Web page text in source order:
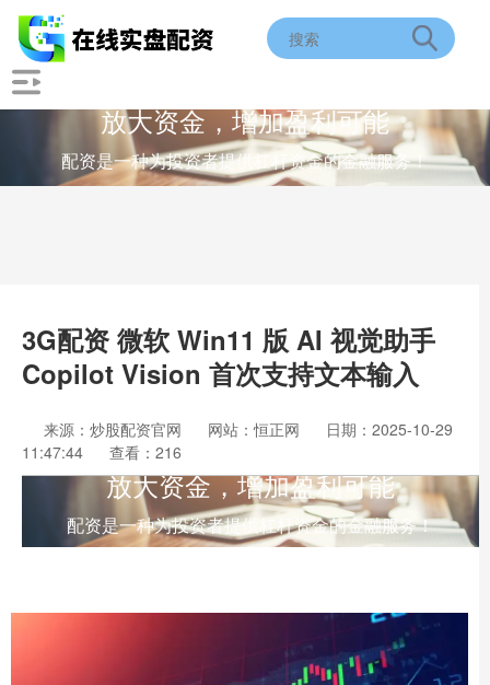
放大资金，增加盈利可能
配资是一种为投资者提供杠杆资金的金融服务！
3G配资 微软 Win11 版 AI 视觉助手
Copilot Vision 首次支持文本输入
来源：炒股配资官网 网站：恒正网
日期：2025-10-29
11:47:44
查看：216
放大资金，增加盈利可能
配资是一种为投资者提供杠杆资金的金融服务！